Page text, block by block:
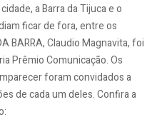
a Barra da Tijuca e o
ficar de fora, entre os
BARRA, Claudio Magnavita, foi
Prêmio Comunicação. Os
foram convidados a
de cada um deles. Confira a